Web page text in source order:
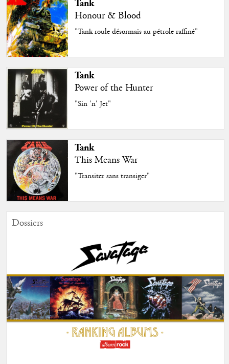
Tank
Honour & Blood
"Tank roule désormais au pétrole raffiné"
Tank
Power of the Hunter
"Sin 'n' Jet"
Tank
This Means War
"Transiter sans transiger"
Dossiers